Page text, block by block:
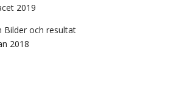
2019
Bilder och resultat
2018